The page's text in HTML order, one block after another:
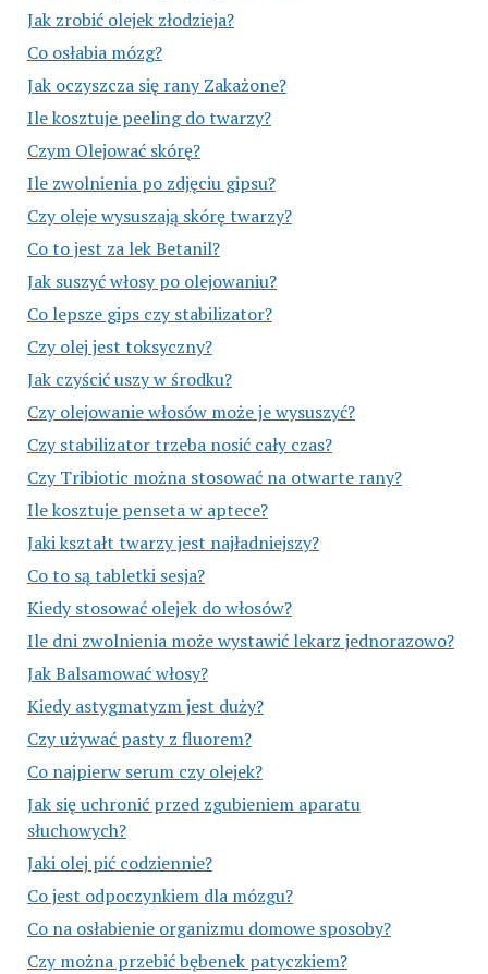
Jak zrobić olejek złodzieja?
Co osłabia mózg?
Jak oczyszcza się rany Zakażone?
Ile kosztuje peeling do twarzy?
Czym Olejować skórę?
Ile zwolnienia po zdjęciu gipsu?
Czy oleje wysuszają skórę twarzy?
Co to jest za lek Betanil?
Jak suszyć włosy po olejowaniu?
Co lepsze gips czy stabilizator?
Czy olej jest toksyczny?
Jak czyścić uszy w środku?
Czy olejowanie włosów może je wysuszyć?
Czy stabilizator trzeba nosić cały czas?
Czy Tribiotic można stosować na otwarte rany?
Ile kosztuje penseta w aptece?
Jaki kształt twarzy jest najładniejszy?
Co to są tabletki sesja?
Kiedy stosować olejek do włosów?
Ile dni zwolnienia może wystawić lekarz jednorazowo?
Jak Balsamować włosy?
Kiedy astygmatyzm jest duży?
Czy używać pasty z fluorem?
Co najpierw serum czy olejek?
Jak się uchronić przed zgubieniem aparatu
słuchowych?
Jaki olej pić codziennie?
Co jest odpoczynkiem dla mózgu?
Co na osłabienie organizmu domowe sposoby?
Czy można przebić bębenek patyczkiem?